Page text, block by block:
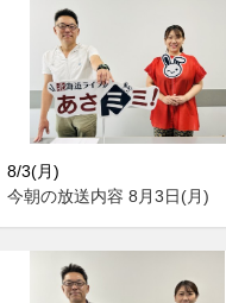
8/3(月)
今朝の放送内容 8月3日(月)